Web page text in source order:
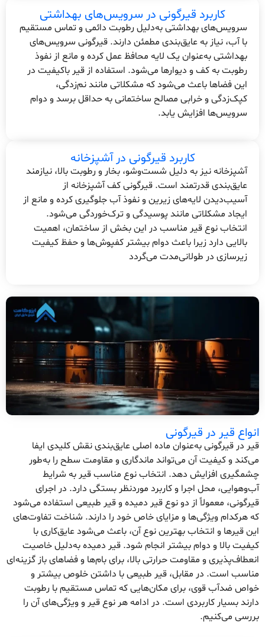
کاربرد قیرگونی در سرویس‌های بهداشتی
سرویس‌های بهداشتی به‌دلیل رطوبت دائمی و تماس مستقیم
با آب، نیاز به عایق‌بندی مطمئن دارند. قیرگونی سرویس‌های
بهداشتی به‌عنوان یک لایه محافظ عمل کرده و مانع از نفوذ
رطوبت به کف و دیوارها می‌شود. استفاده از قیر باکیفیت در
این فضاها باعث می‌شود که مشکلاتی مانند نم‌زدگی،
کپک‌زدگی و خرابی مصالح ساختمانی به حداقل برسد و دوام
سرویس‌ها افزایش یابد.
کاربرد قیرگونی در آشپزخانه
آشپزخانه نیز به دلیل شست‌وشو، بخار و رطوبت بالا، نیازمند
عایق‌بندی قدرتمند است. قیرگونی کف آشپزخانه از
آسیب‌دیدن لایه‌های زیرین و نفوذ آب جلوگیری کرده و مانع از
ایجاد مشکلاتی مانند پوسیدگی و ترک‌خوردگی می‌شود.
انتخاب نوع قیر مناسب در این بخش از ساختمان، اهمیت
بالایی دارد زیرا باعث دوام بیشتر کفپوش‌ها و حفظ کیفیت
زیرسازی در طولانی‌مدت می‌گردد
انواع قیر در قیرگونی
قیر در قیرگونی به‌عنوان ماده اصلی عایق‌بندی نقش کلیدی ایفا
می‌کند و کیفیت آن می‌تواند ماندگاری و مقاومت سطح را به‌طور
چشمگیری افزایش دهد. انتخاب نوع مناسب قیر به شرایط
آب‌وهوایی، محل اجرا و کاربرد موردنظر بستگی دارد. در اجرای
قیرگونی، معمولاً از دو نوع قیر دمیده و قیر طبیعی استفاده می‌شود
که هرکدام ویژگی‌ها و مزایای خاص خود را دارند. شناخت تفاوت‌های
این قیرها و انتخاب بهترین نوع آن، باعث می‌شود عایق‌کاری با
کیفیت بالا و دوام بیشتر انجام شود. قیر دمیده به‌دلیل خاصیت
انعطاف‌پذیری و مقاومت حرارتی بالا، برای بام‌ها و فضاهای باز گزینه‌ای
مناسب است. در مقابل، قیر طبیعی با داشتن خلوص بیشتر و
خواص ضدآب قوی، برای مکان‌هایی که تماس مستقیم با رطوبت
دارند بسیار کاربردی است. در ادامه هر نوع قیر و ویژگی‌های آن را
بررسی می‌کنیم.